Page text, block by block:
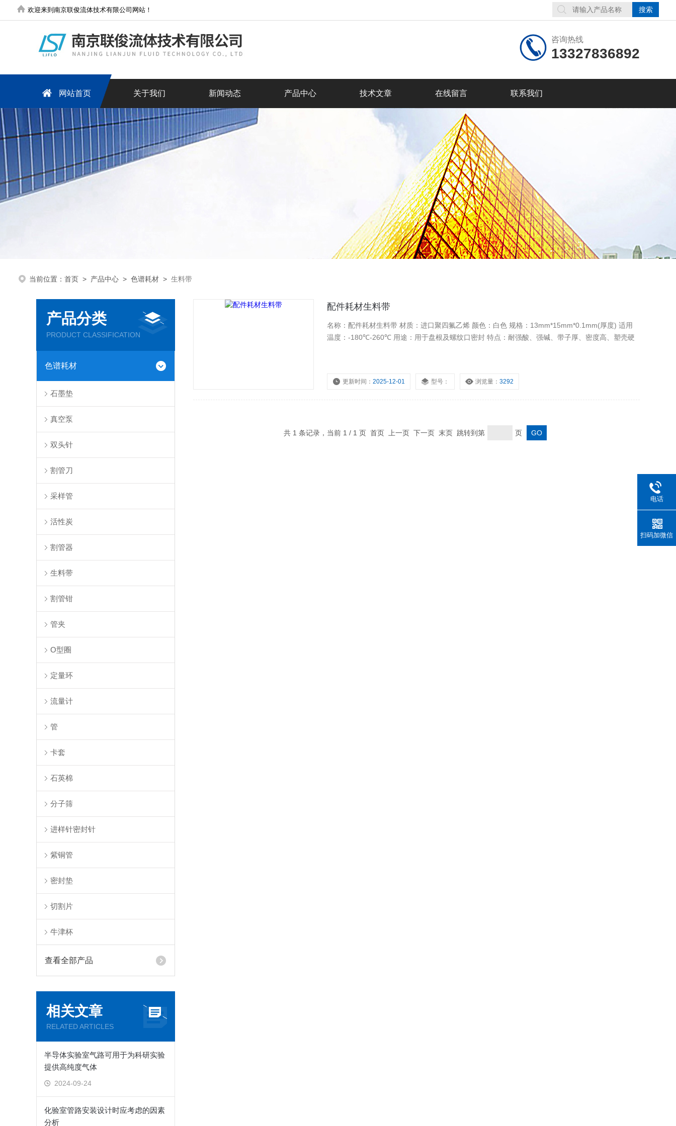
欢迎来到南京联俊流体技术有限公司网站！
咨询热线
13327836892
网站首页 关于我们 新闻动态 产品中心 技术文章 在线留言 联系我们
当前位置： 首页> 产品中心> 色谱耗材> 生料带
产品分类
PRODUCT CLASSIFICATION
色谱耗材
石墨垫
真空泵
双头针
割管刀
采样管
活性炭
割管器
生料带
割管钳
管夹
O型圈
定量环
流量计
管
卡套
石英棉
分子筛
进样针密封针
紫铜管
密封垫
切割片
牛津杯
查看全部产品
相关文章
RELATED ARTICLES
半导体实验室气路可用于为科研实验
提供高纯度气体
2024-09-24
化验室管路安装设计时应考虑的因素
分析
配件耗材生料带
名称：配件耗材生料带 材质：进口聚四氟乙烯 颜色：白色 规格：13mm*15mm*0.1mm(厚度) 适用
温度：-180℃-260℃ 用途：用于盘根及螺纹口密封 特点：耐强酸、强碱、带子厚、密度高、塑壳硬
更新时间：2025-12-01 型号： 浏览量：3292
共 1 条记录，当前 1 / 1 页 首页 上一页 下一页 末页 跳转到第 页
电话
扫码加微信